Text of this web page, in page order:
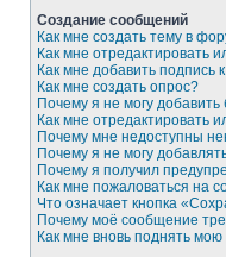
Создание сообщений
Как мне создать тему в
Как мне отредактировать
Как мне добавить подпись
Как мне создать опрос?
Почему я не могу
Как мне отредактировать
Почему мне недоступны
Почему я не могу
Почему я получил
Как мне пожаловаться на
Что означает кнопка
Почему моё сообщение
Как мне вновь поднять мою